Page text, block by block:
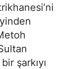
şarkıyı